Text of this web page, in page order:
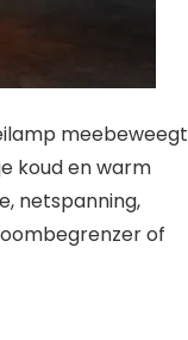
meebeweegt
koud en warm
netspanning,
of